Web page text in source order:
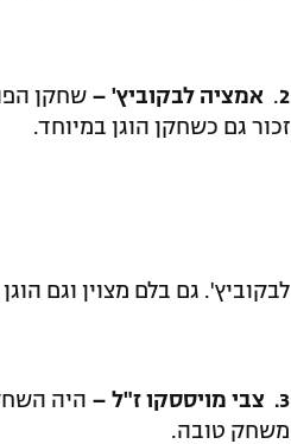
2
. אמציה לבקוביץ' – שחקן
זכור גם כשחקן הוגן במיוחד.
לבקוביץ'. גם בלם מצוין וגם
3. צבי מויססקו ז"ל – היה
משחק טובה.